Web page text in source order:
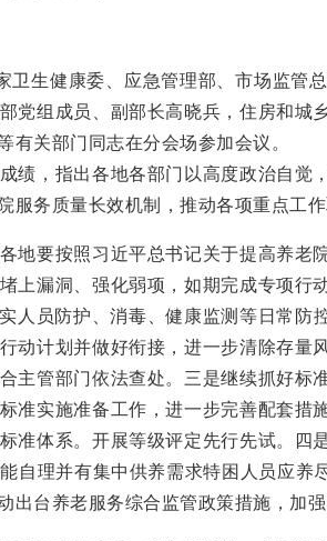
生健康委、应急管理部、市场监管
党组成员、副部长高晓兵，住房和城
有关部门同志在分会场参加会议。
，指出各地各部门以高度政治自觉
务质量长效机制，推动各项重点工作
要按照习近平总书记关于提高养老
上漏洞、强化弱项，如期完成专项
人员防护、消毒、健康监测等日常防
动计划并做好衔接，进一步清除存量
主管部门依法查处。三是继续抓好标
准实施准备工作，进一步完善配套措
准体系。开展等级评定先行先试。四
自理并有集中供养需求特困人员应养
台养老服务综合监管政策措施，加